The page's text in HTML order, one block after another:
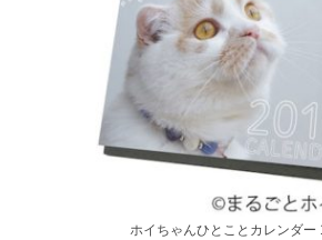
ホイちゃんひとことカレンダー